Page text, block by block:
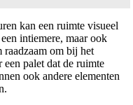
kan een ruimte visueel
intiemere, maar ook
raadzaam om bij het
palet dat de ruimte
ook andere elementen